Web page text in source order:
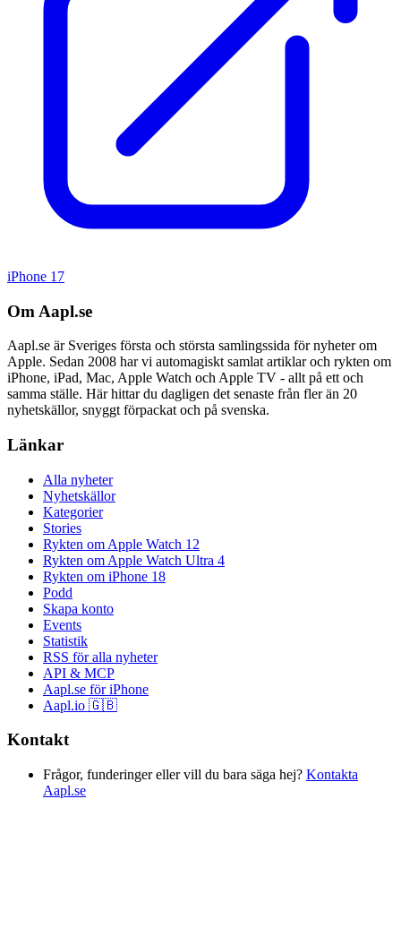
iPhone 17
Om Aapl.se
Aapl.se är Sveriges första och största samlingssida för nyheter om
Apple. Sedan 2008 har vi automagiskt samlat artiklar och rykten om
iPhone, iPad, Mac, Apple Watch och Apple TV - allt på ett och
samma ställe. Här hittar du dagligen det senaste från fler än 20
nyhetskällor, snyggt förpackat och på svenska.
Länkar
Alla nyheter
Nyhetskällor
Kategorier
Stories
Rykten om Apple Watch 12
Rykten om Apple Watch Ultra 4
Rykten om iPhone 18
Podd
Skapa konto
Events
Statistik
RSS för alla nyheter
API & MCP
Aapl.se för iPhone
Aapl.io 🇬🇧
Kontakt
Frågor, funderinger eller vill du bara säga hej? Kontakta
Aapl.se